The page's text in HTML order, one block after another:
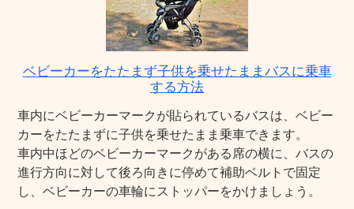
ベビーカーをたたまず子供を乗せたままバスに乗車
する方法
車内にベビーカーマークが貼られているバスは、ベビー
カーをたたまずに子供を乗せたまま乗車できます。
車内中ほどのベビーカーマークがある席の横に、バスの
進行方向に対して後ろ向きに停めて補助ベルトで固定
し、ベビーカーの車輪にストッパーをかけましょう。